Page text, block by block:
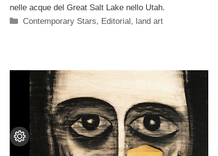
nelle acque del Great Salt Lake nello Utah.
Categorie
Contemporary Stars, Editorial , land art